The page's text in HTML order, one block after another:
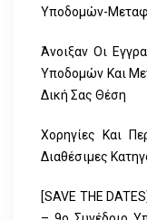
Υποδομών-
Άνοιξαν Οι
Υποδομών Και
Δική Σας Θέση
Χορηγίες Και
Διαθέσιμες
[SAVE THE